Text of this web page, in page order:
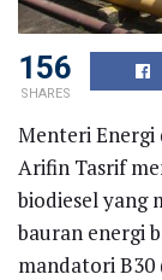
156
SHARES
Menteri Energi
Arifin Tasrif
biodiesel yang
bauran energi
mandatori B30